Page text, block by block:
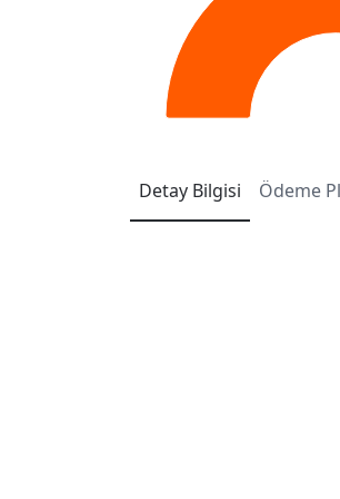
Detay Bilgisi Ödeme